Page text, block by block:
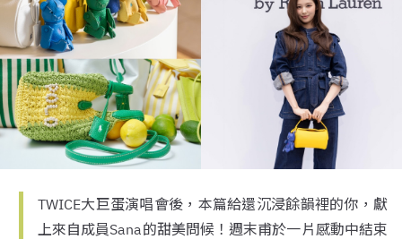
TWICE大巨蛋演唱會後，本篇給還沉浸餘韻裡的你，獻
上來自成員Sana的甜美問候！週末甫於一片感動中結束